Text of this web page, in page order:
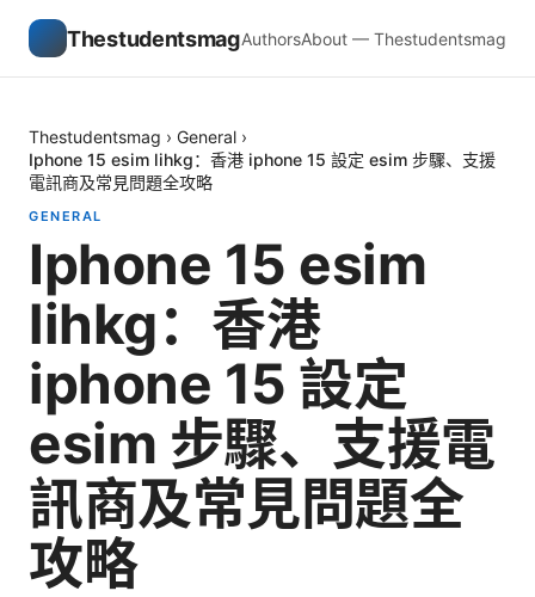
ThestudentsmagAuthorsAbout — Thestudentsmag
Thestudentsmag › General ›
Iphone 15 esim lihkg：香港 iphone 15 設定 esim 步驟、支援
電訊商及常見問題全攻略
GENERAL
Iphone 15 esim
lihkg：香港
iphone 15 設定
esim 步驟、支援電
訊商及常見問題全
攻略